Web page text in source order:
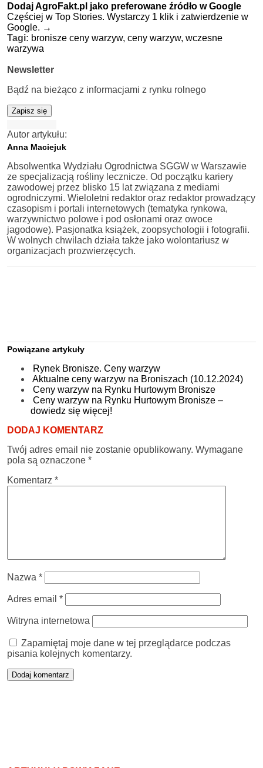
Dodaj AgroFakt.pl jako preferowane źródło w Google
Częściej w Top Stories. Wystarczy 1 klik i zatwierdzenie w
Google. →
Tagi: bronisze ceny warzyw, ceny warzyw, wczesne
warzywa
Newsletter
Bądź na bieżąco z informacjami z rynku rolnego
Zapisz się
Autor artykułu:
Anna Maciejuk
Absolwentka Wydziału Ogrodnictwa SGGW w Warszawie
ze specjalizacją rośliny lecznicze. Od początku kariery
zawodowej przez blisko 15 lat związana z mediami
ogrodniczymi. Wieloletni redaktor oraz redaktor prowadzący
czasopism i portali internetowych (tematyka rynkowa,
warzywnictwo polowe i pod osłonami oraz owoce
jagodowe). Pasjonatka książek, zoopsychologii i fotografii.
W wolnych chwilach działa także jako wolontariusz w
organizacjach prozwierzęcych.
Powiązane artykuły
Rynek Bronisze. Ceny warzyw
Aktualne ceny warzyw na Broniszach (10.12.2024)
Ceny warzyw na Rynku Hurtowym Bronisze
Ceny warzyw na Rynku Hurtowym Bronisze –
dowiedz się więcej!
DODAJ KOMENTARZ
Twój adres email nie zostanie opublikowany. Wymagane
pola są oznaczone *
Komentarz *
Nazwa *
Adres email *
Witryna internetowa
Zapamiętaj moje dane w tej przeglądarce podczas
pisania kolejnych komentarzy.